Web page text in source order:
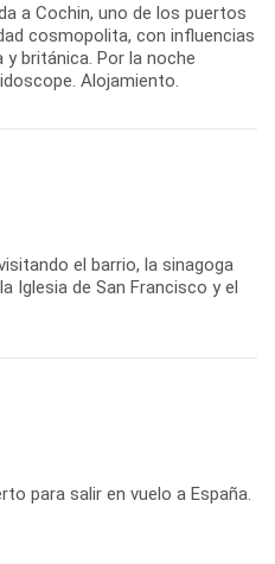
a Cochin, uno de los puertos
cosmopolita, con influencias
británica. Por la noche
Alojamiento.
el barrio, la sinagoga
Iglesia de San Francisco y el
para salir en vuelo a España.